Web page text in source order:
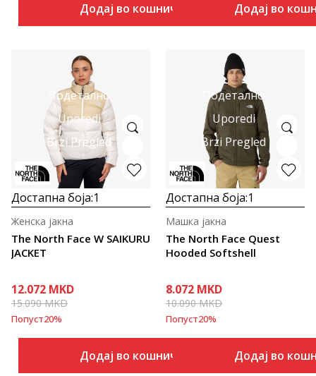
Додај во кошничка Додај во
Подетално
Uporedi
Brzi Pregled
Достапна боја:1
The North Face W SAIKURU
JACKET
Женска јакна
12.072 MKD
15.090MKD
Попуст20%
Додај во кошничка
Подетално
Uporedi
Brzi Pregled
Достапна боја:1
The North Face Quest
Hooded Softshell
Машка јакна
8.072 MKD
10.090MKD
Попуст20%
Додај во